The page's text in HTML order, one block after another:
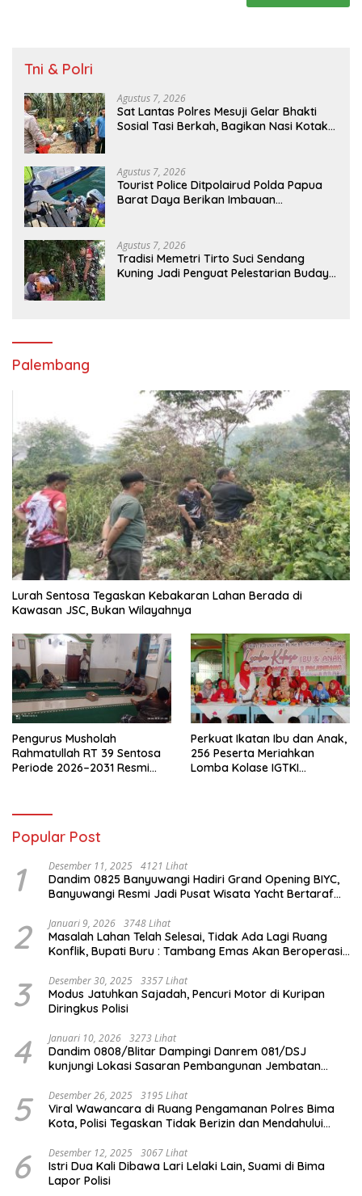
Tni & Polri
Agustus 7, 2026
Sat Lantas Polres Mesuji Gelar Bhakti
Sosial Tasi Berkah, Bagikan Nasi Kotak
Agustus 7, 2026
Tourist Police Ditpolairud Polda Papua
Barat Daya Berikan Imbauan
Agustus 7, 2026
Tradisi Memetri Tirto Suci Sendang
Kuning Jadi Penguat Pelestarian Budaya
Palembang
Lurah Sentosa Tegaskan Kebakaran Lahan Berada di
Kawasan JSC, Bukan Wilayahnya
Pengurus Musholah
Rahmatullah RT 39 Sentosa
Periode 2026–2031 Resmi
Perkuat Ikatan Ibu dan Anak,
256 Peserta Meriahkan
Lomba Kolase IGTKI
Popular Post
1 Desember 11, 2025 4121 Lihat
Dandim 0825 Banyuwangi Hadiri Grand Opening BIYC,
Banyuwangi Resmi Jadi Pusat Wisata Yacht Bertaraf
2 Januari 9, 2026 3748 Lihat
Masalah Lahan Telah Selesai, Tidak Ada Lagi Ruang
Konflik, Bupati Buru : Tambang Emas Akan Beroperasi
3 Desember 30, 2025 3357 Lihat
Modus Jatuhkan Sajadah, Pencuri Motor di Kuripan
Diringkus Polisi
4 Januari 10, 2026 3273 Lihat
Dandim 0808/Blitar Dampingi Danrem 081/DSJ
kunjungi Lokasi Sasaran Pembangunan Jembatan
5 Desember 26, 2025 3195 Lihat
Viral Wawancara di Ruang Pengamanan Polres Bima
Kota, Polisi Tegaskan Tidak Berizin dan Mendahului
6 Desember 12, 2025 3067 Lihat
Istri Dua Kali Dibawa Lari Lelaki Lain, Suami di Bima
Lapor Polisi